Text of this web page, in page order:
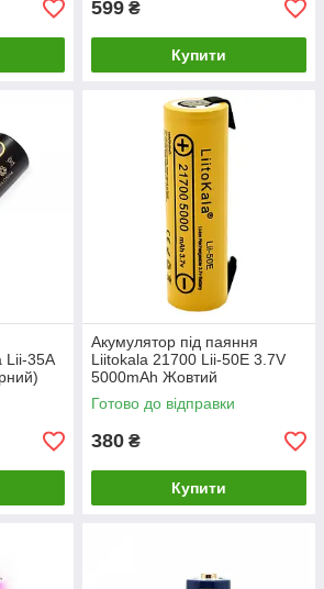
599 ₴
Купити
Lii-35A
Акумулятор під паяння
Liitokala 21700 Lii-50Е 3.7V
5000mAh Жовтий
Готово до відправки
380 ₴
Купити